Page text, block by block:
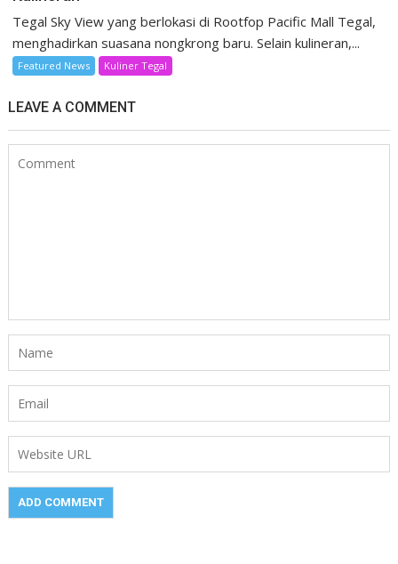
Tegal Sky View yang berlokasi di Rootfop Pacific Mall Tegal,
menghadirkan suasana nongkrong baru. Selain kulineran,...
Featured News Kuliner Tegal
LEAVE A COMMENT